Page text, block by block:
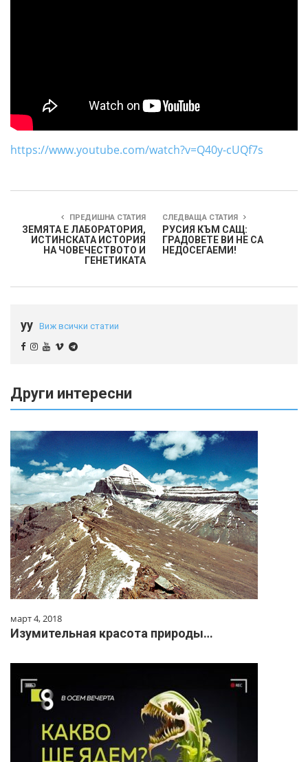
https://www.youtube.com/watch?v=Q40y-cUQf7s
ПРЕДИШНА СТАТИЯ
ЗЕМЯТА Е ЛАБОРАТОРИЯ,
ИСТИНСКАТА ИСТОРИЯ
НА ЧОВЕЧЕСТВОТО И
ГЕНЕТИКАТА
СЛЕДВАЩА СТАТИЯ
РУСИЯ КЪМ САЩ:
ГРАДОВЕТЕ ВИ НЕ СА
НЕДОСЕГАЕМИ!
yy Виж всички статии
Други интересни
март 4, 2018
Изумительная красота природы…